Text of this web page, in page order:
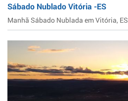
Sábado Nublado Vitória -ES
Manhã Sábado Nublada em Vitória, ES